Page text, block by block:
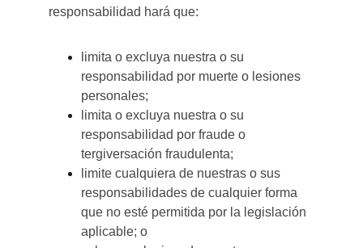
responsabilidad hará que:
limita o excluya nuestra o su
responsabilidad por muerte o lesiones
personales;
limita o excluya nuestra o su
responsabilidad por fraude o
tergiversación fraudulenta;
limite cualquiera de nuestras o sus
responsabilidades de cualquier forma
que no esté permitida por la legislación
aplicable; o